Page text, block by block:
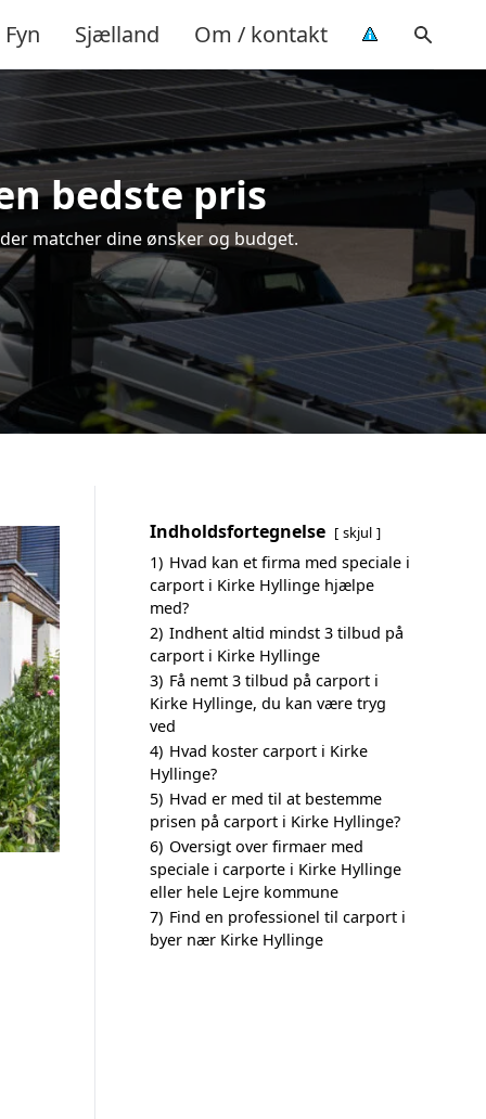
Fyn Sjælland Om / kontakt
bedste pris
matcher dine ønsker og budget.
Indholdsfortegnelse skjul
1) Hvad kan et firma med speciale i
carport i Kirke Hyllinge hjælpe
med?
2) Indhent altid mindst 3 tilbud på
carport i Kirke Hyllinge
3) Få nemt 3 tilbud på carport i
Kirke Hyllinge, du kan være tryg
ved
4) Hvad koster carport i Kirke
Hyllinge?
5) Hvad er med til at bestemme
prisen på carport i Kirke Hyllinge?
6) Oversigt over firmaer med
speciale i carporte i Kirke Hyllinge
eller hele Lejre kommune
7) Find en professionel til carport i
byer nær Kirke Hyllinge